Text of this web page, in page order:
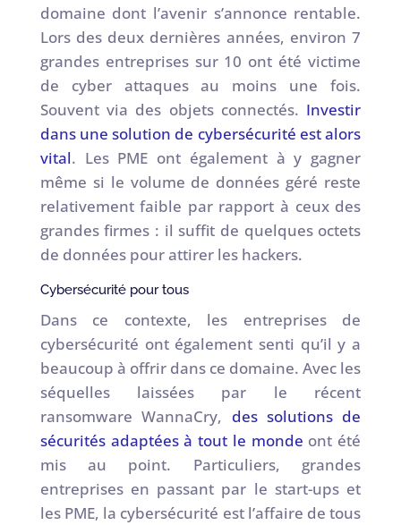
domaine dont l’avenir s’annonce rentable.
Lors des deux dernières années, environ 7
grandes entreprises sur 10 ont été victime
de cyber attaques au moins une fois.
Souvent via des objets connectés. Investir
dans une solution de cybersécurité est alors
vital. Les PME ont également à y gagner
même si le volume de données géré reste
relativement faible par rapport à ceux des
grandes firmes : il suffit de quelques octets
de données pour attirer les hackers.
Cybersécurité pour tous
Dans ce contexte, les entreprises de
cybersécurité ont également senti qu’il y a
beaucoup à offrir dans ce domaine. Avec les
séquelles laissées par le récent
ransomware WannaCry, des solutions de
sécurités adaptées à tout le monde ont été
mis au point. Particuliers, grandes
entreprises en passant par le start-ups et
les PME, la cybersécurité est l’affaire de tous